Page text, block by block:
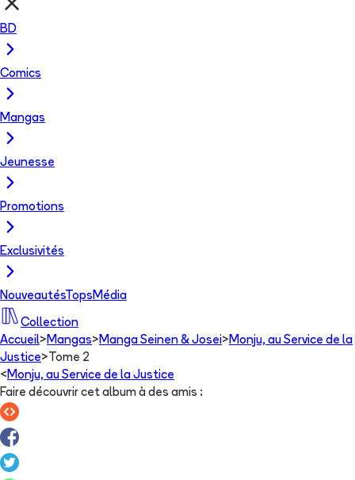
BD
Comics
Mangas
Jeunesse
Promotions
Exclusivités
NouveautésTops Média
Collection
Accueil> Mangas> Manga Seinen & Josei> Monju, au Service de la
Justice> Tome 2
< Monju, au Service de la Justice
Faire découvrir cet album à des amis :